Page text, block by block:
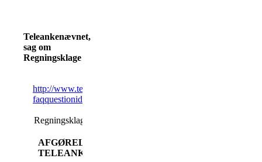
Teleankenævnet,
sag om
Regningsklage
http://www.teleanke.dk/t2w_313.asp?
faqquestionid=85&enkeltfaqfile=t2w_325.asp
Regningsklage – downloadning – opkald til Liechtenstein.
AFGØRELSE FRA
TELEANKENÆVNET